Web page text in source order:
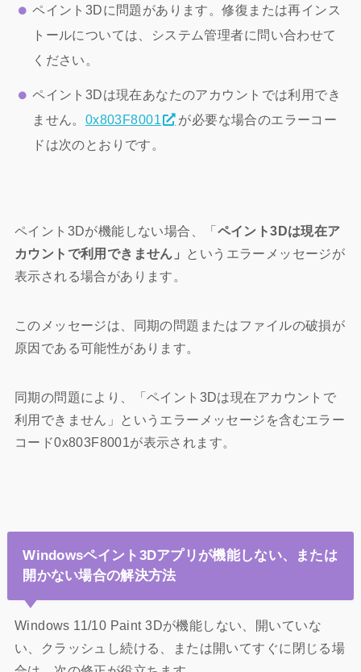
ペイント3Dに問題があります。修復または再インス
トールについては、システム管理者に問い合わせて
ください。
ペイント3Dは現在あなたのアカウントでは利用でき
ません。 0x803F8001
が必要な場合のエラーコー
ドは次のとおりです。
ペイント3Dが機能しない場合、「ペイント3Dは現在ア
カウントで利用できません」
というエラーメッセージが
表示される場合があります。
このメッセージは、同期の問題またはファイルの破損が
原因である可能性があります。
同期の問題により、「ペイント3Dは現在アカウントで
利用できません」というエラーメッセージを含むエラー
コード0x803F8001が表示されます。
Windowsペイント3Dアプリが機能しない、または
開かない場合の解決方法
Windows 11/10 Paint 3Dが機能しない、開いていな
い、クラッシュし続ける、または開いてすぐに閉じる場